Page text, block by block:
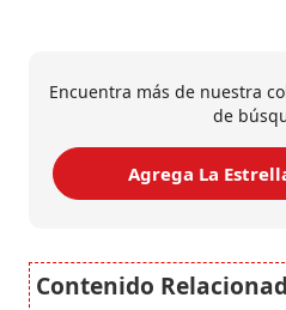
Encuentra más de nuestra
de
Agrega La